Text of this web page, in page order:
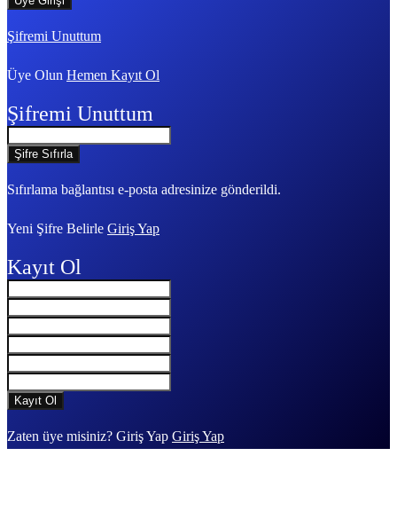
Şifremi Unuttum
Üye Olun Hemen Kayıt Ol
Şifremi Unuttum
Sıfırlama bağlantısı e-posta adresinize gönderildi.
Yeni Şifre Belirle Giriş Yap
Kayıt Ol
Zaten üye misiniz? Giriş Yap Giriş Yap